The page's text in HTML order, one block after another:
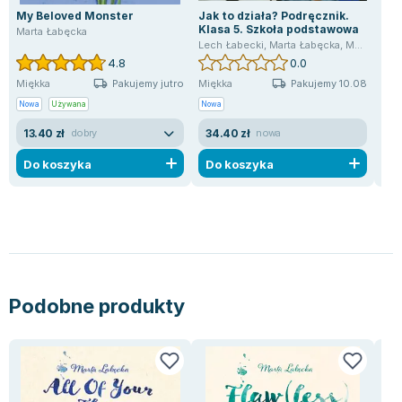
Zygmunt Freud
Agata Passent
Michel Moran
Maciej Orłoś
Jo Nesbo
Katarzyna Miller
Antoine de Saint Exupery
Lew Tołstoj
Paulina Młynarska
Jarosław Sokołowski
Piotr Latocha
Michael Scott
Piotr Semka
Jarosław Iwaszkiewicz
My Beloved Monster
Marta Łabęcka
4.8
Miękka Pakujemy jutro
Nowa Używana
13.40 zł dobry
Do koszyka
Jak to działa? Podręcznik.
Klasa 5. Szkoła podstawowa
Lech Łabecki, Marta Łabęcka, Marta Wiśniewska
0.0
Miękka Pakujemy 10.08
Nowa
34.40 zł nowa
Do koszyka
Podobne produkty